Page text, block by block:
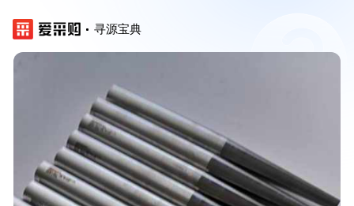
寻源宝典